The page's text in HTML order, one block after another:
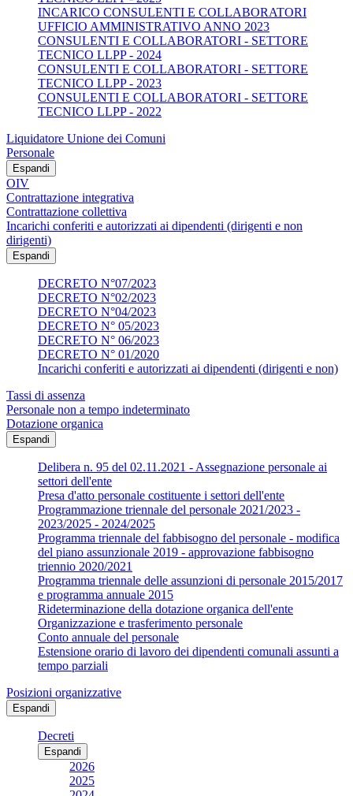
INCARICO CONSULENTI E COLLABORATORI
UFFICIO AMMINISTRATIVO ANNO 2023
CONSULENTI E COLLABORATORI - SETTORE
TECNICO LLPP - 2024
CONSULENTI E COLLABORATORI - SETTORE
TECNICO LLPP - 2023
CONSULENTI E COLLABORATORI - SETTORE
TECNICO LLPP - 2022
Liquidatore Unione dei Comuni
Personale
Espandi
OIV
Contrattazione integrativa
Contrattazione collettiva
Incarichi conferiti e autorizzati ai dipendenti (dirigenti e non
dirigenti)
Espandi
DECRETO N°07/2023
DECRETO N°02/2023
DECRETO N°04/2023
DECRETO N° 05/2023
DECRETO N° 06/2023
DECRETO N° 01/2020
Incarichi conferiti e autorizzati ai dipendenti (dirigenti e non)
Tassi di assenza
Personale non a tempo indeterminato
Dotazione organica
Espandi
Delibera n. 95 del 02.11.2021 - Assegnazione personale ai
settori dell'ente
Presa d'atto personale costituente i settori dell'ente
Programmazione triennale del personale 2021/2023 -
2023/2025 - 2024/2025
Programma triennale del fabbisogno del personale - modifica
del piano assunzionale 2019 - approvazione fabbisogno
triennio 2020/2021
Programma triennale delle assunzioni di personale 2015/2017
e programma annuale 2015
Rideterminazione della dotazione organica dell'ente
Organizzazione e trasferimento personale
Conto annuale del personale
Estensione orario di lavoro dei dipendenti comunali assunti a
tempo parziali
Posizioni organizzative
Espandi
Decreti
Espandi
2026
2025